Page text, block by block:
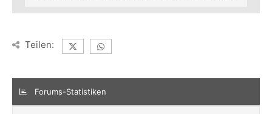
Teilen:
Forums-Statistiken